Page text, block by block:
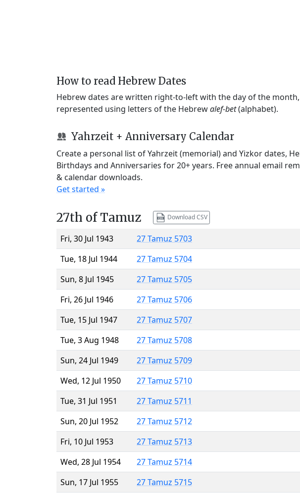
How to read Hebrew Dates
Hebrew dates are written right-to-left with the day of the
represented using letters of the Hebrewalef-bet(alphabet).
Yahrzeit + Anniversary Calendar
Create a personal list of Yahrzeit (memorial) and Yizkor dates,
Birthdays and Anniversaries for 20+ years. Free annual email
& calendar downloads.
Get started »
27th of Tamuz Download CSV
Fri, 30 Jul 1943
27 Tamuz 5703
Tue, 18 Jul 1944
27 Tamuz 5704
Sun, 8 Jul 1945
27 Tamuz 5705
Fri, 26 Jul 1946
27 Tamuz 5706
Tue, 15 Jul 1947
27 Tamuz 5707
Tue, 3 Aug 1948
27 Tamuz 5708
Sun, 24 Jul 1949
27 Tamuz 5709
Wed, 12 Jul 1950
27 Tamuz 5710
Tue, 31 Jul 1951
27 Tamuz 5711
Sun, 20 Jul 1952
27 Tamuz 5712
Fri, 10 Jul 1953
27 Tamuz 5713
Wed, 28 Jul 1954
27 Tamuz 5714
Sun, 17 Jul 1955
27 Tamuz 5715